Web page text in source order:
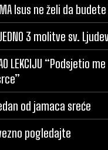
Isus ne želi da
3 molitve sv.
LEKCIJU “Podsjetio
od jamaca sreće
pogledajte